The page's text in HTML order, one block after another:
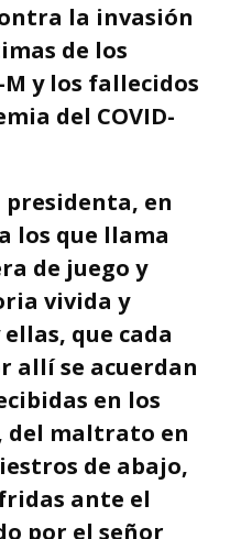
la invasión
de los
y los fallecidos
del COVID-
presidenta, en
los que llama
de juego y
vivida y
que cada
allí se acuerdan
en los
del maltrato en
de abajo,
ante el
por el señor